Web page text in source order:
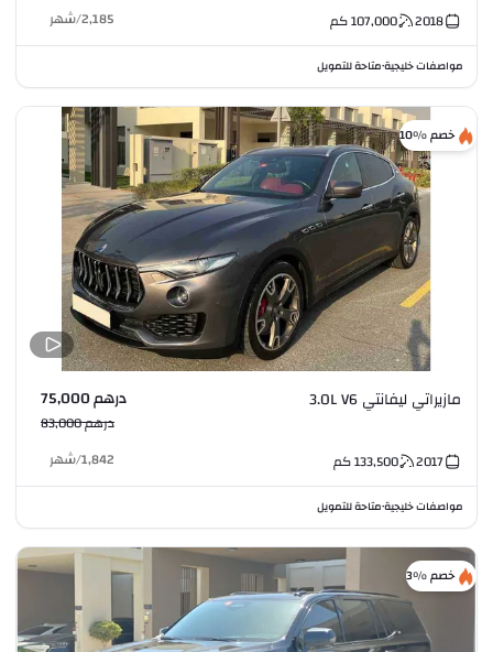
2018
107,000كم 2,185
/شهر
مواصفات خليجية•متاحة للتمويل
خصم %10
مازيراتي ليفانتي 3.0L V6 درهم 75,000
درهم 83,000
2017
133,500كم 1,842
/شهر
مواصفات خليجية•متاحة للتمويل
خصم %3